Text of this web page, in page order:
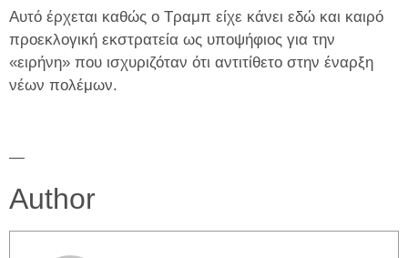
Αυτό έρχεται καθώς ο Τραμπ είχε κάνει εδώ και καιρό
προεκλογική εκστρατεία ως υποψήφιος για την
«ειρήνη» που ισχυριζόταν ότι αντιτίθετο στην έναρξη
νέων πολέμων.
—
Author